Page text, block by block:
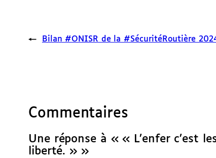
← Bilan #ONISR de la #SécuritéRoutière
Commentaires
Une réponse à « « L’enfer c’est
liberté. » »